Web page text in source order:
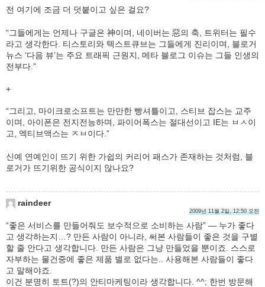
전 여기에 조금 더 덧붙이고 싶은 걸요?
“그들에게는 언제나 구글은 神이며, 네이버는 惡의 축, 트위터는 필수
라고 생각한다. 티스토리와 텍스트큐브는 그들에게 진리이며, 블로거
뉴스 ‘다음 뷰’는 주요 트래픽 근원지, 메타 블로그 이슈는 그들 인생의
전부다.”
+
“그리고, 마이크로소프트는 만만한 빵셔틀이고, 스티브 잡스는 교주
이며, 아이폰은 전지전능하며, 파이어폭스는 절대선이고 IE는 ㅂㅅ이
고, 엑티브액스는 ㅈㅂ이다.”
신예 연예인이 뜨기 위한 가쉽의 커리어 패스가 존재하는 것처럼, 블
로거가 뜨기위한 공식이지 않나요?
raindeer
2009년 11월 2일, 12:50 오전
“좋은 서비스를 만들어줘도 보수적으로 소비하는 사람” — 누가 좋다
고 생각하는지…? 만든 사람이 아니라, 써본 사람들이 좋은 것을 구별
할 줄 안다고 생각합니다. 만든 사람은 그냥 만들었을 뿐이죠. 스스로
자부하는 물건중에 좋은 제품 별로 없다는.. 사용해본 사람들이 좋다
고 말해야죠.
이건 분명히 토트(?)의 안티마케팅이라 생각합니다. ^^; 한번 방문해